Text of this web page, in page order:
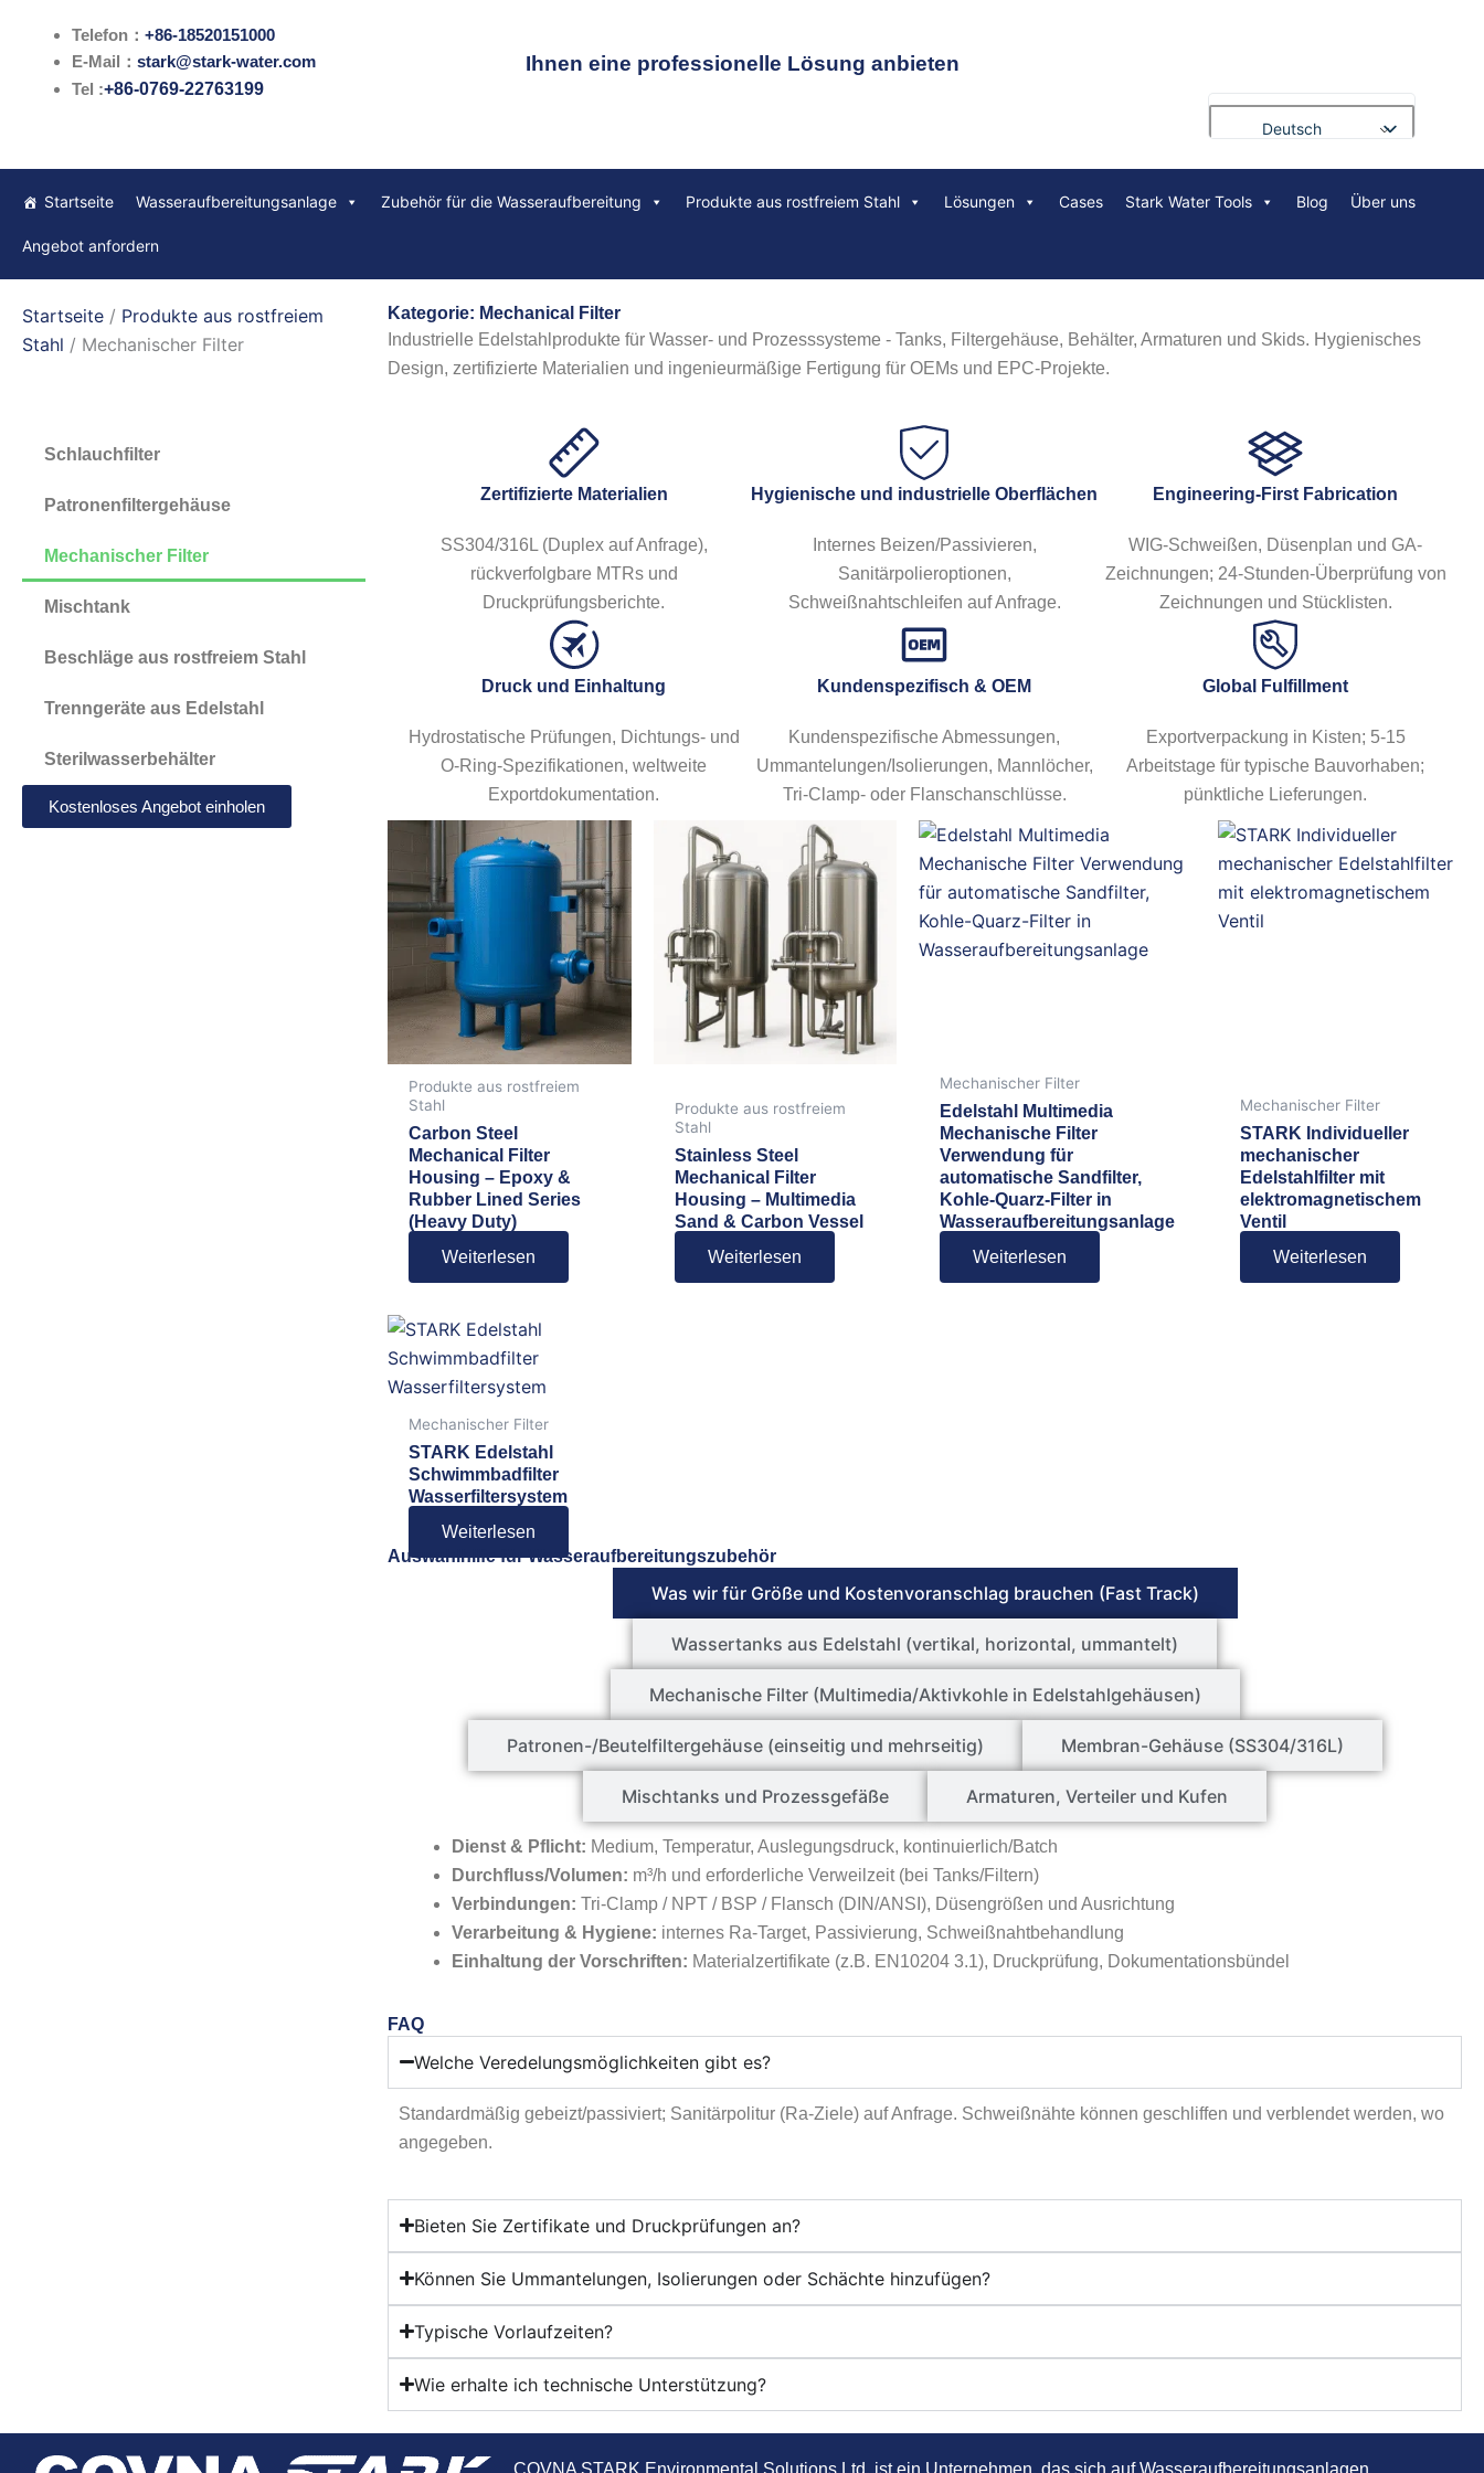
springen
Telefon： +86-18520151000
E-Mail： stark@stark-water.com
Tel :+86-0769-22763199
Ihnen eine professionelle Lösung anbieten
Deutsch
Français
Polski
Bahasa Indonesia
日本語
한국어
Startseite Wasseraufbereitungsanlage Zubehör für die Wasseraufbereitung Produkte aus rostfreiem Stahl Lösungen Cases Stark Water Tools Blog Über uns
Angebot anfordern
Startseite / Produkte aus rostfreiem
Stahl / Mechanischer Filter
Schlauchfilter
Patronenfiltergehäuse
Mechanischer Filter
Mischtank
Beschläge aus rostfreiem Stahl
Trenngeräte aus Edelstahl
Sterilwasserbehälter
Kostenloses Angebot einholen
Kategorie: Mechanical Filter
Industrielle Edelstahlprodukte für Wasser- und Prozesssysteme - Tanks, Filtergehäuse, Behälter, Armaturen und Skids. Hygienisches
Design, zertifizierte Materialien und ingenieurmäßige Fertigung für OEMs und EPC-Projekte.
Zertifizierte Materialien
SS304/316L (Duplex auf Anfrage),
rückverfolgbare MTRs und
Druckprüfungsberichte.
Hygienische und industrielle Oberflächen
Internes Beizen/Passivieren,
Sanitärpolieroptionen,
Schweißnahtschleifen auf Anfrage.
Engineering-First Fabrication
WIG-Schweißen, Düsenplan und GA-
Zeichnungen; 24-Stunden-Überprüfung von
Zeichnungen und Stücklisten.
Druck und Einhaltung
Hydrostatische Prüfungen, Dichtungs- und
O-Ring-Spezifikationen, weltweite
Exportdokumentation.
Kundenspezifisch & OEM
Kundenspezifische Abmessungen,
Ummantelungen/Isolierungen, Mannlöcher,
Tri-Clamp- oder Flanschanschlüsse.
Global Fulfillment
Exportverpackung in Kisten; 5-15
Arbeitstage für typische Bauvorhaben;
pünktliche Lieferungen.
Produkte aus rostfreiem
Stahl
Carbon Steel
Mechanical Filter
Housing – Epoxy &
Rubber Lined Series
(Heavy Duty)
Weiterlesen
Produkte aus rostfreiem
Stahl
Stainless Steel
Mechanical Filter
Housing – Multimedia
Sand & Carbon Vessel
Weiterlesen
Mechanischer Filter
Edelstahl Multimedia
Mechanische Filter
Verwendung für
automatische Sandfilter,
Kohle-Quarz-Filter in
Wasseraufbereitungsanlage
Weiterlesen
Mechanischer Filter
STARK Individueller
mechanischer
Edelstahlfilter mit
elektromagnetischem
Ventil
Weiterlesen
Mechanischer Filter
STARK Edelstahl
Schwimmbadfilter
Wasserfiltersystem
Weiterlesen
Auswahlhilfe für Wasseraufbereitungszubehör
Was wir für Größe und Kostenvoranschlag brauchen (Fast Track)
Wassertanks aus Edelstahl (vertikal, horizontal, ummantelt)
Mechanische Filter (Multimedia/Aktivkohle in Edelstahlgehäusen)
Patronen-/Beutelfiltergehäuse (einseitig und mehrseitig) Membran-Gehäuse (SS304/316L)
Mischtanks und Prozessgefäße Armaturen, Verteiler und Kufen
Dienst & Pflicht: Medium, Temperatur, Auslegungsdruck, kontinuierlich/Batch
Durchfluss/Volumen: m³/h und erforderliche Verweilzeit (bei Tanks/Filtern)
Verbindungen: Tri-Clamp / NPT / BSP / Flansch (DIN/ANSI), Düsengrößen und Ausrichtung
Verarbeitung & Hygiene: internes Ra-Target, Passivierung, Schweißnahtbehandlung
Einhaltung der Vorschriften: Materialzertifikate (z.B. EN10204 3.1), Druckprüfung, Dokumentationsbündel
FAQ
Welche Veredelungsmöglichkeiten gibt es?
Standardmäßig gebeizt/passiviert; Sanitärpolitur (Ra-Ziele) auf Anfrage. Schweißnähte können geschliffen und verblendet werden, wo
angegeben.
Bieten Sie Zertifikate und Druckprüfungen an?
Können Sie Ummantelungen, Isolierungen oder Schächte hinzufügen?
Typische Vorlaufzeiten?
Wie erhalte ich technische Unterstützung?
COVNA STARK Environmental Solutions Ltd. ist ein Unternehmen, das sich auf Wasseraufbereitungsanlagen